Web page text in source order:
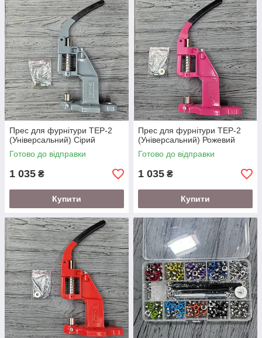
Прес для фурнітури TEP-2
(Універсальний) Сірий
Готово до відправки
1 035 ₴
Купити
Прес для фурнітури TEP-2
(Універсальний) Рожевий
Готово до відправки
1 035 ₴
Купити